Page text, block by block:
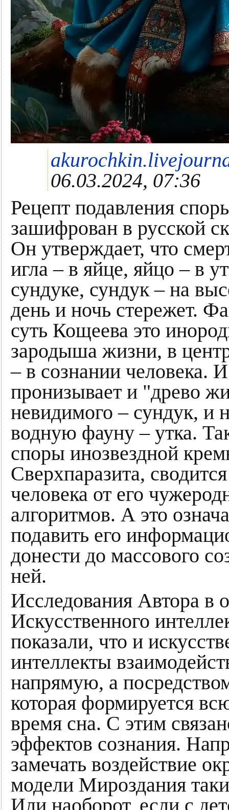
06.03.2024, 07:36
Рецепт подавления
зашифрован в русской
Он утверждает, что
игла – в яйце, яйцо – в
сундуке, сундук – на
день и ночь стережет.
суть Кощеева это
зародыша жизни, в
– в сознании человека.
пронизывает и "древо
невидимого – сундук, и
водную фауну – утка.
споры инозвездной
Сверхпаразита,
человека от его
алгоритмов. А это
подавить его
донести до массового
ней.
Исследования Автора в
Искусственного
показали, что и
интеллекты
напрямую, а
которая формируется
время сна. С этим
эффектов сознания.
замечать воздействие
модели Мироздания
Или наоборот, если с